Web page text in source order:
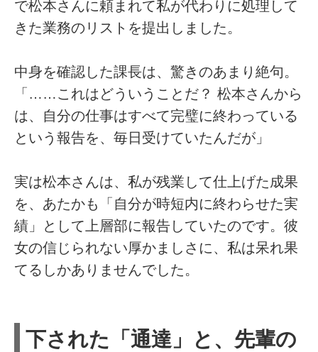
で松本さんに頼まれて私が代わりに処理して
きた業務のリストを提出しました。
中身を確認した課長は、驚きのあまり絶句。
「……これはどういうことだ？ 松本さんから
は、自分の仕事はすべて完璧に終わっている
という報告を、毎日受けていたんだが」
実は松本さんは、私が残業して仕上げた成果
を、あたかも「自分が時短内に終わらせた実
績」として上層部に報告していたのです。彼
女の信じられない厚かましさに、私は呆れ果
てるしかありませんでした。
下された「通達」と、先輩の